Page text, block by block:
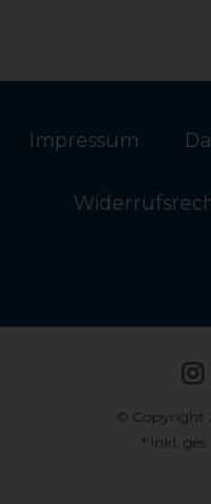
Impressum
© Copyright
* inkl.